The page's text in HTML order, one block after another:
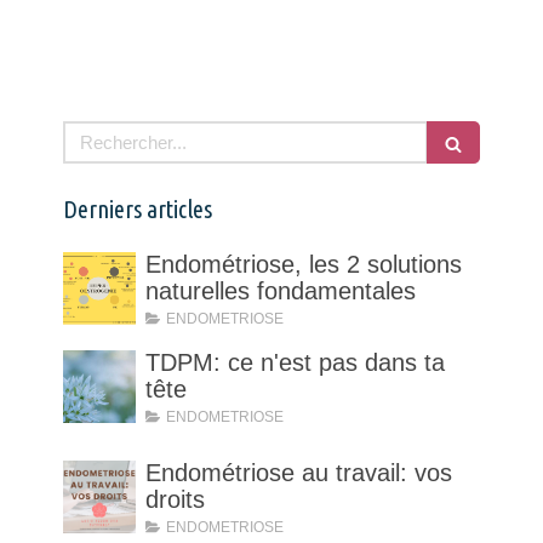
Rechercher
Derniers articles
Endométriose, les 2 solutions
naturelles fondamentales
ENDOMETRIOSE
TDPM: ce n'est pas dans ta
tête
ENDOMETRIOSE
Endométriose au travail: vos
droits
ENDOMETRIOSE